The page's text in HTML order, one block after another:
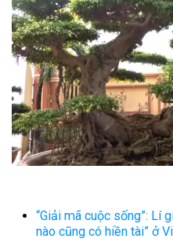
“Giải mã cuộc sống”: Lí
nào cũng có hiền tài” ở